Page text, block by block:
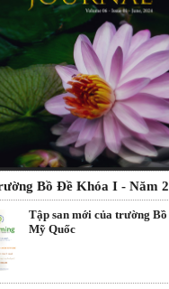
Bồ Đề Khóa I - Năm
Tập san mới của trường
Mỹ Quốc